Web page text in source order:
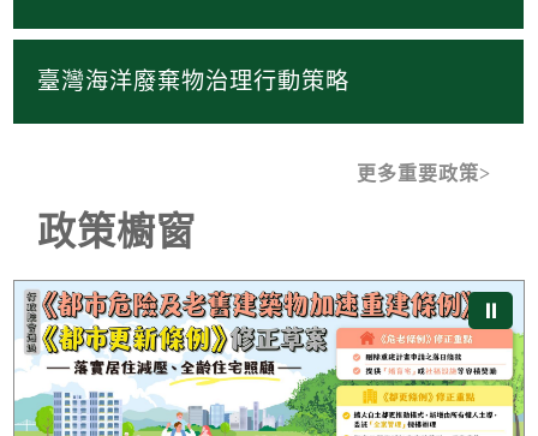
臺灣海洋廢棄物治理行動策略
更多重要政策
政策櫥窗
⏸
《都市危險及老舊建築物加速重建條例》及《都市更新條